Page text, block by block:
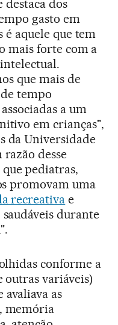
destaca dos
gasto em
é aquele que tem
mais forte com a
que mais de
tempo
a um
em crianças",
da Universidade
desse
pediatras,
promovam uma
recreativa e
durante
conforme a
outras variáveis)
as
memória